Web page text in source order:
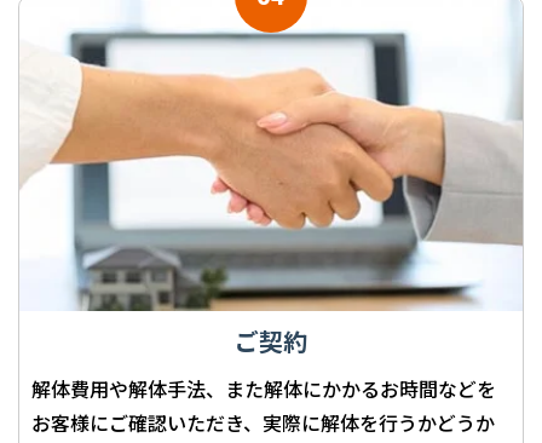
ご契約
解体費用や解体手法、また解体にかかるお時間などを
お客様にご確認いただき、実際に解体を行うかどうか